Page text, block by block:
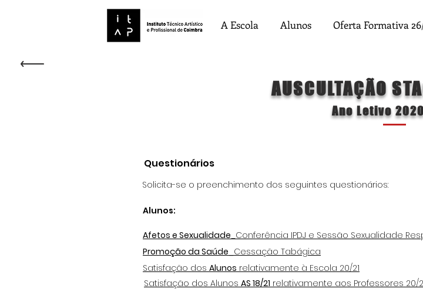
A Escola Alunos Oferta Formativa
AUSCULTAÇÃO
Ano Letivo
Questionários
Solicita-se o preenchimento dos seguintes questionários:
Alunos:
Afetos e Sexualidade_Conferência IPDJ e Sessão Sexualidade
Promoção da Saúde_ Cessação Tabágica
Satisfação dos Alunos relativamente à Escola 20/21
Satisfação dos Alunos AS 18/21 relativamente aos Professores 20/